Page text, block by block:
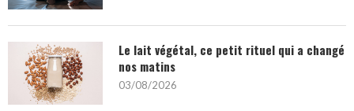
Le lait végétal, ce petit rituel qui a changé
nos matins
03/08/2026